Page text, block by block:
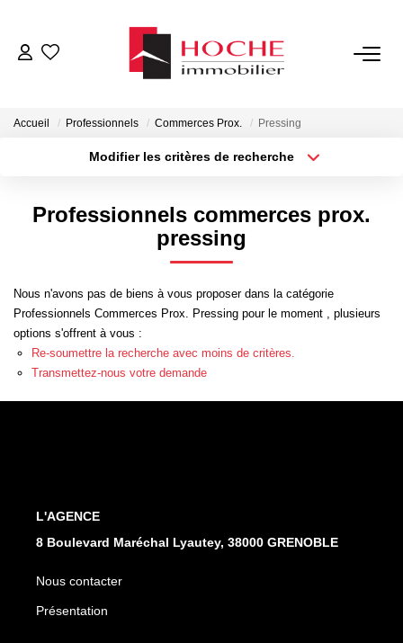
NOTRE AGENCE
ESTIMATION
CONTACT
Accueil Professionnels Commerces Prox. Pressing
Modifier les critères de recherche
Type de bien
Surface min
Créer une alerte
Professionnels commerces prox.
pressing
Nous n'avons pas de biens à vous proposer dans la catégorie
Professionnels Commerces Prox. Pressing pour le moment , plusieurs
options s'offrent à vous :
Re-soumettre la recherche avec moins de critères.
Transmettez-nous votre demande
L'AGENCE
8 Boulevard Maréchal Lyautey, 38000 GRENOBLE
Nous contacter
Présentation